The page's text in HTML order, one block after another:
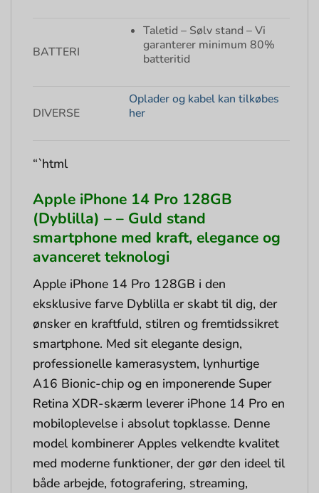
BATTERI
Taletid – Sølv stand – Vi
garanterer minimum 80%
batteritid
DIVERSE
Oplader og kabel kan tilkøbes
her
“`html
Apple iPhone 14 Pro 128GB
(Dyblilla) – – Guld stand
smartphone med kraft, elegance og
avanceret teknologi
Apple iPhone 14 Pro 128GB i den
eksklusive farve Dyblilla er skabt til dig, der
ønsker en kraftfuld, stilren og fremtidssikret
smartphone. Med sit elegante design,
professionelle kamerasystem, lynhurtige
A16 Bionic-chip og en imponerende Super
Retina XDR-skærm leverer iPhone 14 Pro en
mobiloplevelse i absolut topklasse. Denne
model kombinerer Apples velkendte kvalitet
med moderne funktioner, der gør den ideel til
både arbejde, fotografering, streaming,